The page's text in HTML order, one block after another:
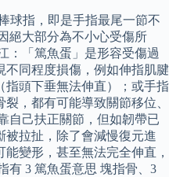
球指，即是手指最尾一節不
絕大部分為不小心受傷所
：「篤魚蛋」是形容受傷過
不同程度損傷，例如伸指肌腱
頭下垂無法伸直）；或手指
，都有可能導致關節移位、
自己扶正關節，但如韌帶已
被拉扯，除了會減慢復元進
變形，甚至無法完全伸直，
有 3 篤魚蛋意思 塊指骨、3